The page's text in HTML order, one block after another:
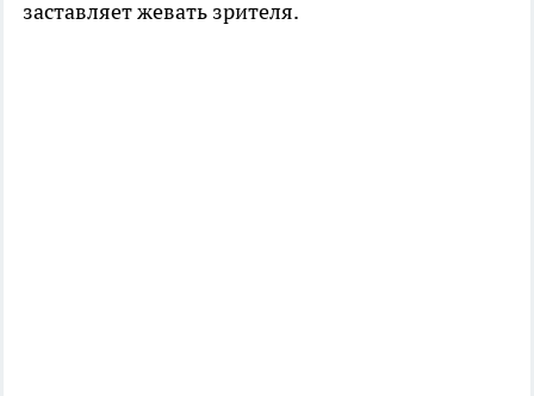
заставляет жевать зрителя.